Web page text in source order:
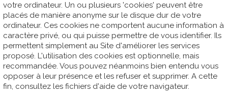
votre ordinateur. Un ou plusieurs 'cookies' peuvent être
placés de manière anonyme sur le disque dur de votre
ordinateur. Ces cookies ne comportent aucune information à
caractère privé, ou qui puisse permettre de vous identifier. Ils
permettent simplement au Site d'améliorer les services
proposé. L'utilisation des cookies est optionnelle, mais
recommandée. Vous pouvez néanmoins bien entendu vous
opposer à leur présence et les refuser et supprimer. A cette
fin, consultez les fichiers d'aide de votre navigateur.